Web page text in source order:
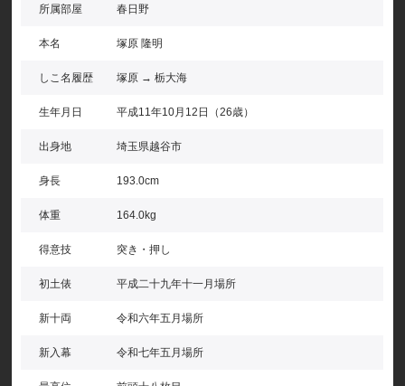
所属部屋 春日野
本名 塚原 隆明
しこ名履歴 塚原 → 栃大海
生年月日 平成11年10月12日（26歳）
出身地 埼玉県越谷市
身長 193.0cm
体重 164.0kg
得意技 突き・押し
初土俵 平成二十九年十一月場所
新十両 令和六年五月場所
新入幕 令和七年五月場所